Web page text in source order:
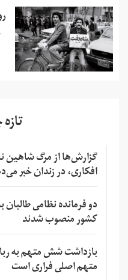
گزارش‌ها از مرگ شاهین
افکاری، در زندان خبر
دو فرمانده نظامی
کشور منصوب شدند
بازداشت شش متهم به
متهم اصلی فراری است